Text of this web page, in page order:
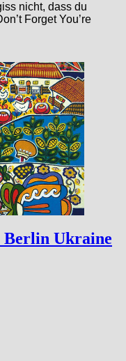
nicht, dass du
Forget You’re
Berlin Ukraine